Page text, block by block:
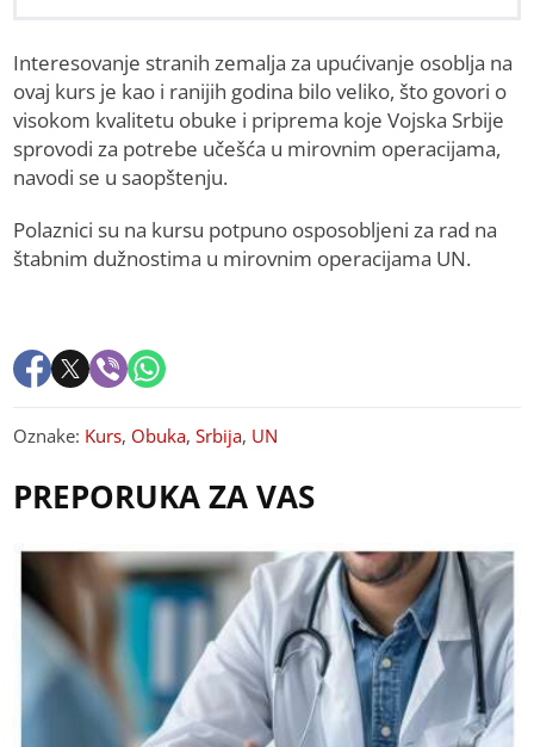
Interesovanje stranih zemalja za upućivanje osoblja na
ovaj kurs je kao i ranijih godina bilo veliko, što govori o
visokom kvalitetu obuke i priprema koje Vojska Srbije
sprovodi za potrebe učešća u mirovnim operacijama,
navodi se u saopštenju.
Polaznici su na kursu potpuno osposobljeni za rad na
štabnim dužnostima u mirovnim operacijama UN.
Oznake: Kurs, Obuka,Srbija, UN
PREPORUKA ZA VAS